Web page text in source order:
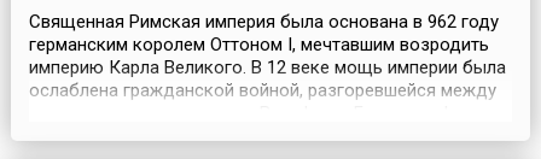
Священная Римская империя была основана в 962 году
германским королем Оттоном I, мечтавшим возродить
империю Карла Великого. В 12 веке мощь империи была
ослаблена гражданской войной, разгоревшейся между
Начиная с 1438 года императорская корона Священной